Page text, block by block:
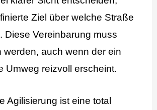
Ziel über welche Straße
Diese Vereinbarung muss
werden, auch wenn der ein
Umweg reizvoll erscheint.
Agilisierung ist eine total